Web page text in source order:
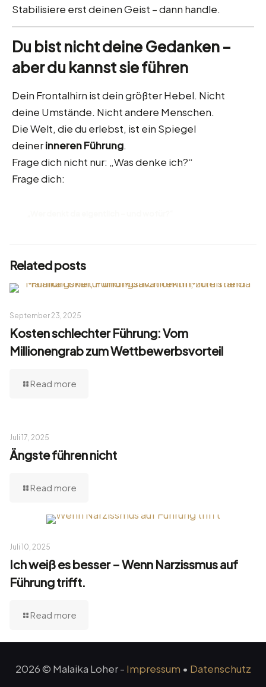
Stabilisiere erst deinen Geist – dann handle.
Du bist nicht deine Gedanken –
aber du kannst sie führen
Dein Frontalhirn ist dein größter Hebel. Nicht
deine Umstände. Nicht andere Menschen.
Die Welt, die du erlebst, ist ein Spiegel
deinerinneren Führung.
Frage dich nicht nur: „Was denke ich?“
Frage dich:
Related posts
September 23, 2025
Kosten schlechter Führung: Vom
Millionengrab zum Wettbewerbsvorteil
Read more
Juli 17, 2025
Ängste führen nicht
Read more
Juli 10, 2025
Ich weiß es besser – Wenn Narzissmus auf
Führung trifft.
Read more
2026 © Malaika Loher - Impressum • Datenschutz